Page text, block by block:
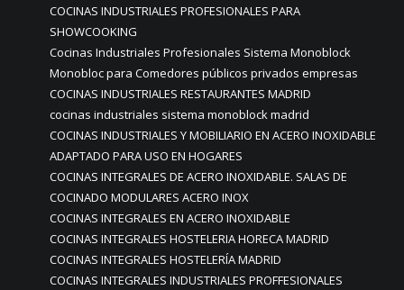
COCINAS INDUSTRIALES PROFESIONALES PARA
SHOWCOOKING
Cocinas Industriales Profesionales Sistema Monoblock
Monobloc para Comedores públicos privados empresas
COCINAS INDUSTRIALES RESTAURANTES MADRID
cocinas industriales sistema monoblock madrid
COCINAS INDUSTRIALES Y MOBILIARIO EN ACERO INOXIDABLE
ADAPTADO PARA USO EN HOGARES
COCINAS INTEGRALES DE ACERO INOXIDABLE. SALAS DE
COCINADO MODULARES ACERO INOX
COCINAS INTEGRALES EN ACERO INOXIDABLE
COCINAS INTEGRALES HOSTELERIA HORECA MADRID
COCINAS INTEGRALES HOSTELERÍA MADRID
COCINAS INTEGRALES INDUSTRIALES PROFFESIONALES